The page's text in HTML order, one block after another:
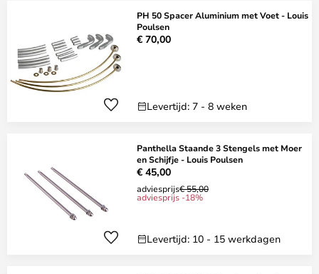
PH 50 Spacer Aluminium met Voet - Louis
Poulsen
€ 70,00
Levertijd: 7 - 8 weken
Panthella Staande 3 Stengels met Moer
en Schijfje - Louis Poulsen
€ 45,00
adviesprijs€ 55,00
adviesprijs -18%
Levertijd: 10 - 15 werkdagen